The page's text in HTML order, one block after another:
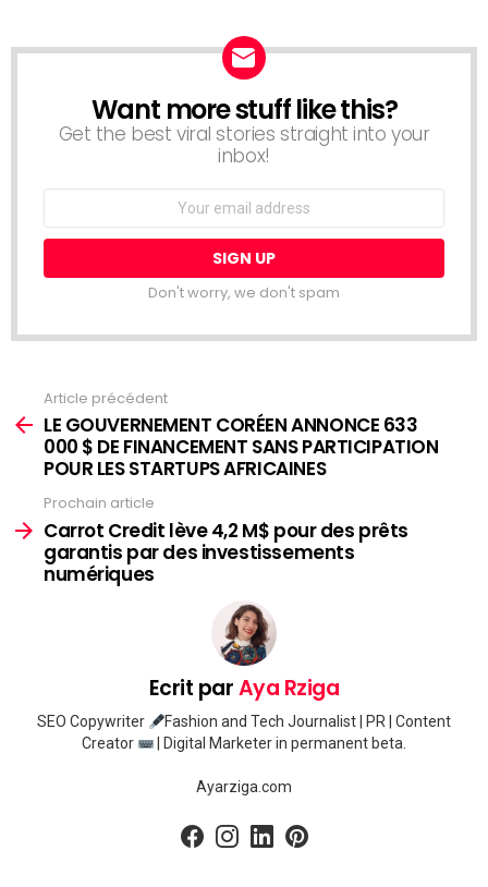
NEWSLETTER
Want more stuff like this?
Get the best viral stories straight into your
inbox!
Email
Don't worry, we don't spam
plus
Article précédent
LE GOUVERNEMENT CORÉEN ANNONCE 633
000 $ DE FINANCEMENT SANS PARTICIPATION
POUR LES STARTUPS AFRICAINES
Prochain article
Carrot Credit lève 4,2 M$ pour des prêts
garantis par des investissements
numériques
Ecrit parAya Rziga
SEO Copywriter
Fashion and Tech Journalist | PR | Content
Creator
| Digital Marketer in permanent beta.
Ayarziga.com
facebookinstagram
linkedin